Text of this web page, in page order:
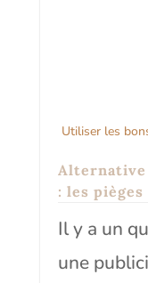
Utiliser les
Alternative
: les
Il y a un
une